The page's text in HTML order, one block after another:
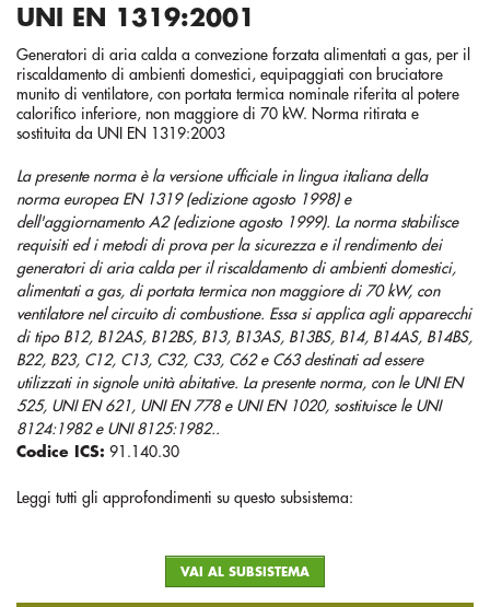
UNI EN 1319:2001
Generatori di aria calda a convezione forzata alimentati a gas, per il
riscaldamento di ambienti domestici, equipaggiati con bruciatore
munito di ventilatore, con portata termica nominale riferita al potere
calorifico inferiore, non maggiore di 70 kW. Norma ritirata e
sostituita da UNI EN 1319:2003
La presente norma è la versione ufficiale in lingua italiana della
norma europea EN 1319 (edizione agosto 1998) e
dell'aggiornamento A2 (edizione agosto 1999). La norma stabilisce
requisiti ed i metodi di prova per la sicurezza e il rendimento dei
generatori di aria calda per il riscaldamento di ambienti domestici,
alimentati a gas, di portata termica non maggiore di 70 kW, con
ventilatore nel circuito di combustione. Essa si applica agli apparecchi
di tipo B12, B12AS, B12BS, B13, B13AS, B13BS, B14, B14AS, B14BS,
B22, B23, C12, C13, C32, C33, C62 e C63 destinati ad essere
utilizzati in signole unità abitative. La presente norma, con le UNI EN
525, UNI EN 621, UNI EN 778 e UNI EN 1020, sostituisce le UNI
8124:1982 e UNI 8125:1982..
Codice ICS: 91.140.30
Leggi tutti gli approfondimenti su questo subsistema:
VAI AL SUBSISTEMA